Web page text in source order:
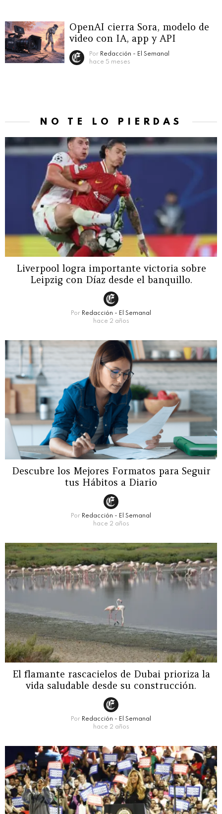
OpenAI cierra Sora, modelo de
video con IA, app y API
Por Redacción - El Semanal
hace 5 meses
NO TE LO PIERDAS
Liverpool logra importante victoria sobre
Leipzig con Díaz desde el banquillo.
Por Redacción - El Semanal
hace 2 años
Descubre los Mejores Formatos para Seguir
tus Hábitos a Diario
Por Redacción - El Semanal
hace 2 años
El flamante rascacielos de Dubai prioriza la
vida saludable desde su construcción.
Por Redacción - El Semanal
hace 2 años